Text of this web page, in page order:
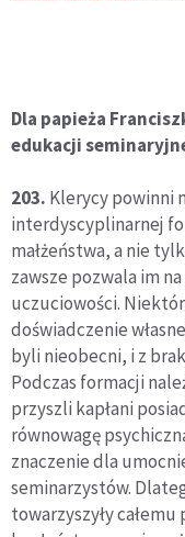
Dla papieża
edukacji
203. Klerycy powinni
interdyscyplinarnej
małżeństwa, a nie
zawsze pozwala im
uczuciowości.
doświadczenie
byli nieobecni, i z
Podczas formacji
przyszli kapłani
równowagę
znaczenie dla
seminarzystów.
towarzyszyły